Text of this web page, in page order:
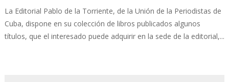
La Editorial Pablo de la Torriente, de la Unión de la Periodistas de
Cuba, dispone en su colección de libros publicados algunos
títulos, que el interesado puede adquirir en la sede de la editorial,...